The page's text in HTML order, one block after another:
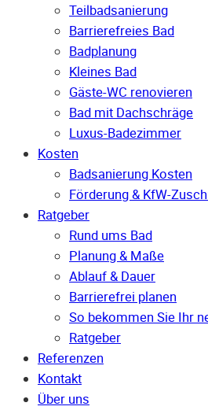
Teilbadsanierung
Barrierefreies Bad
Badplanung
Kleines Bad
Gäste-WC renovieren
Bad mit Dachschräge
Luxus-Badezimmer
Kosten
Badsanierung Kosten
Förderung & KfW-
Ratgeber
Rund ums Bad
Planung & Maße
Ablauf & Dauer
Barrierefrei planen
So bekommen Sie Ihr
Ratgeber
Referenzen
Kontakt
Über uns